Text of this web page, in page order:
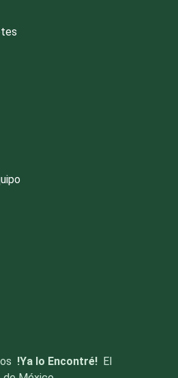
!Ya lo Encontré! El